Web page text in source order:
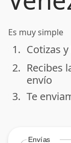
Es muy simple
done
1. Cotizas
done
2. Recibes
envío
done
3. Te
Envías